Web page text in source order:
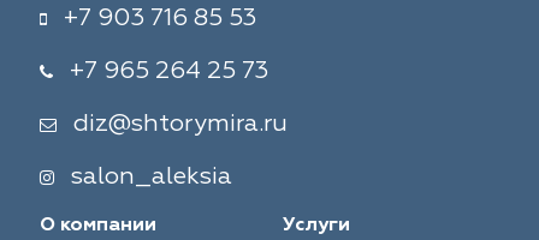
+7 903 716 85 53
+7 965 264 25 73
diz@shtorymira.ru
salon_aleksia
О компании Услуги